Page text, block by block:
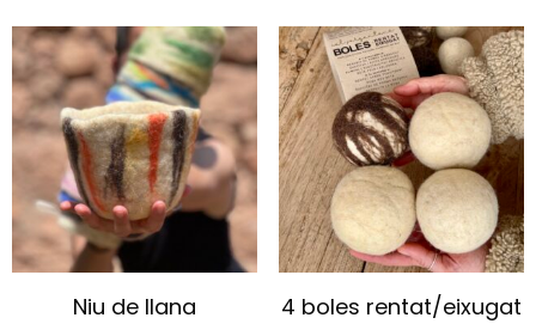
Niu de llana 4 boles rentat/eixugat